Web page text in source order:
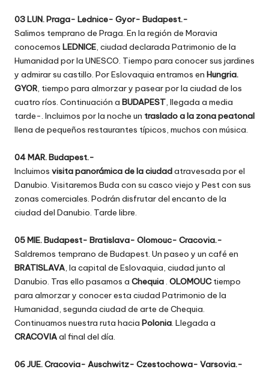
03 LUN. Praga- Lednice- Gyor- Budapest.-
Salimos temprano de Praga. En la región de Moravia
conocemos LEDNICE, ciudad declarada Patrimonio de la
Humanidad por la UNESCO. Tiempo para conocer sus jardines
y admirar su castillo. Por Eslovaquia entramos en Hungria.
GYOR, tiempo para almorzar y pasear por la ciudad de los
cuatro ríos. Continuación a BUDAPEST, llegada a media
tarde-. Incluimos por la noche un traslado a la zona peatonal
llena de pequeños restaurantes típicos, muchos con música.
04 MAR. Budapest.-
Incluimos visita panorámica de la ciudadatravesada por el
Danubio. Visitaremos Buda con su casco viejo y Pest con sus
zonas comerciales. Podrán disfrutar del encanto de la
ciudad del Danubio. Tarde libre.
05 MIE. Budapest- Bratislava- Olomouc- Cracovia.-
Saldremos temprano de Budapest. Un paseo y un café en
BRATISLAVA, la capital de Eslovaquia, ciudad junto al
Danubio. Tras ello pasamos a Chequia. OLOMOUCtiempo
para almorzar y conocer esta ciudad Patrimonio de la
Humanidad, segunda ciudad de arte de Chequia.
Continuamos nuestra ruta hacia Polonia. Llegada a
CRACOVIAal final del día.
06 JUE. Cracovia- Auschwitz- Czestochowa- Varsovia.-